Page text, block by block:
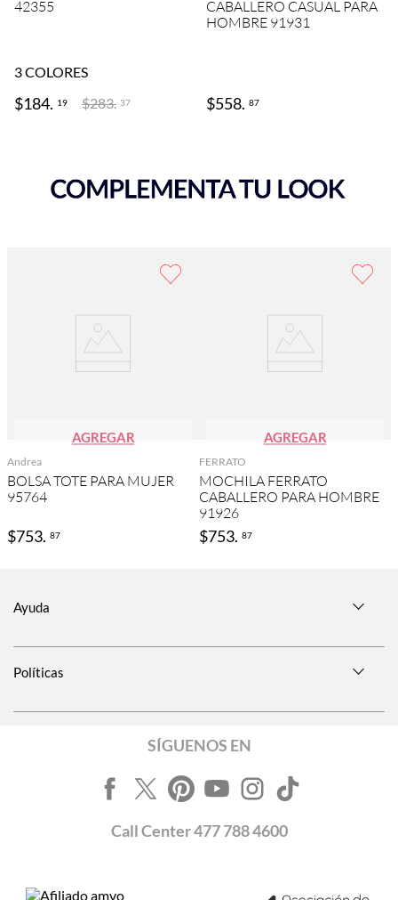
42355
3COLORES
$184. 19 $283. 37
CABALLERO CASUAL PARA
HOMBRE 91931
$558. 87
AGREGAR
Andrea
BOLSA TOTE PARA MUJER
95764
$753. 87
AGREGAR
FERRATO
MOCHILA FERRATO
CABALLERO PARA HOMBRE
91926
$753. 87
Ayuda
Políticas
SÍGUENOS EN
CallCenter477 788 4600